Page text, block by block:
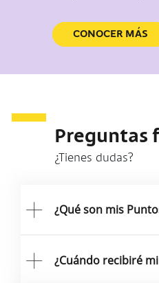
CONOCER MÁS
Preguntas
¿Tienes dudas?
¿Qué son mis
Puntos Bancoagrícola
¿Cuándo recibiré